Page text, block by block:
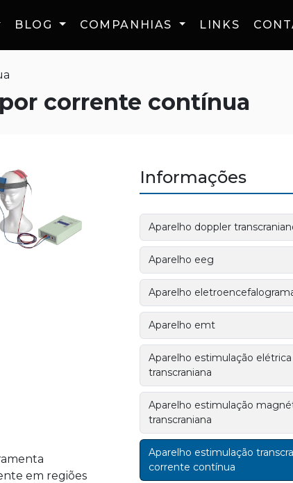
BLOG COMPANHIAS LINKS
corrente contínua
em regiões
Informações
Aparelho doppler
Aparelho eeg
Aparelho
Aparelho emt
Aparelho estimulação elétrica
transcraniana
Aparelho estimulação
transcraniana
Aparelho estimulação
corrente contínua